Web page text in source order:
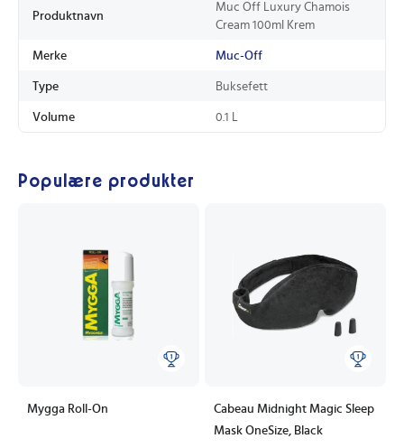
Produktnavn
Muc Off Luxury Chamois
Cream 100ml Krem
Merke Muc-Off
Type Buksefett
Volume 0.1 L
Populære produkter
Mygga Roll-On
Cabeau Midnight Magic Sleep
Mask OneSize, Black